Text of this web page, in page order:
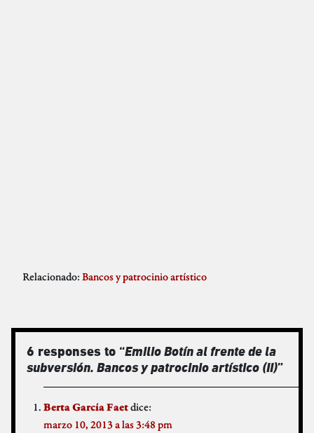
Relacionado:Bancos y patrocinio artístico
6 responses to “Emilio Botín al frente de la
subversión. Bancos y patrocinio artístico (II)”
Berta García Faetdice:
marzo 10, 2013 a las 3:48 pm